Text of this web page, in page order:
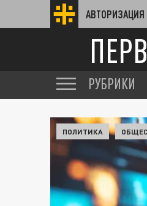
АВТОРИЗАЦИЯ
РУБРИКИ
ПОЛИТИКА